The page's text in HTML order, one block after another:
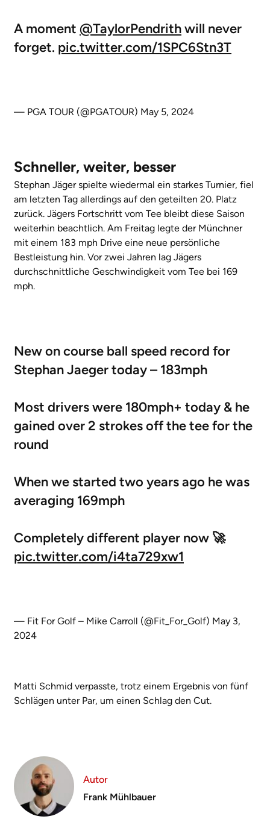
A moment @TaylorPendrithwill never
forget. pic.twitter.com/1SPC6Stn3T
— PGA TOUR (@PGATOUR) May 5, 2024
Schneller, weiter, besser
Stephan Jäger spielte wiedermal ein starkes Turnier, fiel
am letzten Tag allerdings auf den geteilten 20. Platz
zurück. Jägers Fortschritt vom Tee bleibt diese Saison
weiterhin beachtlich. Am Freitag legte der Münchner
mit einem 183 mph Drive eine neue persönliche
Bestleistung hin. Vor zwei Jahren lag Jägers
durchschnittliche Geschwindigkeit vom Tee bei 169
mph.
New on course ball speed record for
Stephan Jaeger today – 183mph
Most drivers were 180mph+ today & he
gained over 2 strokes off the tee for the
round
When we started two years ago he was
averaging 169mph
Completely different player now 🚀
pic.twitter.com/i4ta729xw1
— Fit For Golf – Mike Carroll (@Fit_For_Golf) May 3,
2024
Matti Schmid verpasste, trotz einem Ergebnis von fünf
Schlägen unter Par, um einen Schlag den Cut.
Autor
Frank Mühlbauer